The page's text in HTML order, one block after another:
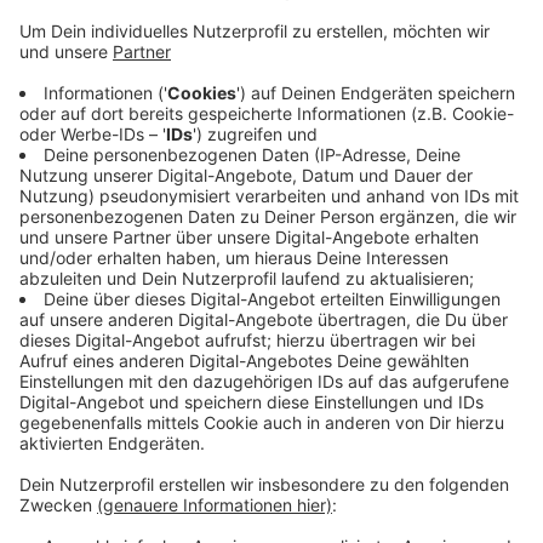
Alarmanlage einer Firma ausgelöst
Anzeige
Die Alarmanlage bei einer Firma hatte ausgelöst und
mehrere Beamte waren ausgerückt. In der Nähe des
Tatorts hielten die Polizisten ein Auto mit
französischem Kennzeichen an. In dem Wagen saßen
vier Männer und mindestens einer von ihnen war wohl in
dem betroffenen Firmen-Gebäude, sagt die Polizei.
Anzeige